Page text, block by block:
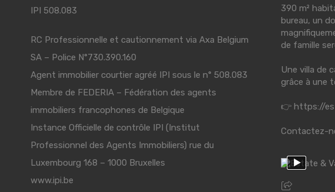
IPI 508.083
RC Professionnelle et cautionnement via Axa Belgium
SA – Police N°730.390.160
Agent immobilier courtier agréé IPI sous le n° 508.083
Membre de FEDERIA – Fédération des agents
immobiliers francophones de Belgique
Instance Officielle de contrôle IPI (Institut
Professionnel des Agents Immobiliers) rue du
Luxembourg 168 – 1000 Bruxelles
www.ipi.be
390 m²
bureau, un
de famille
Une villa de
grâce à une
👉 https://
Contactez-